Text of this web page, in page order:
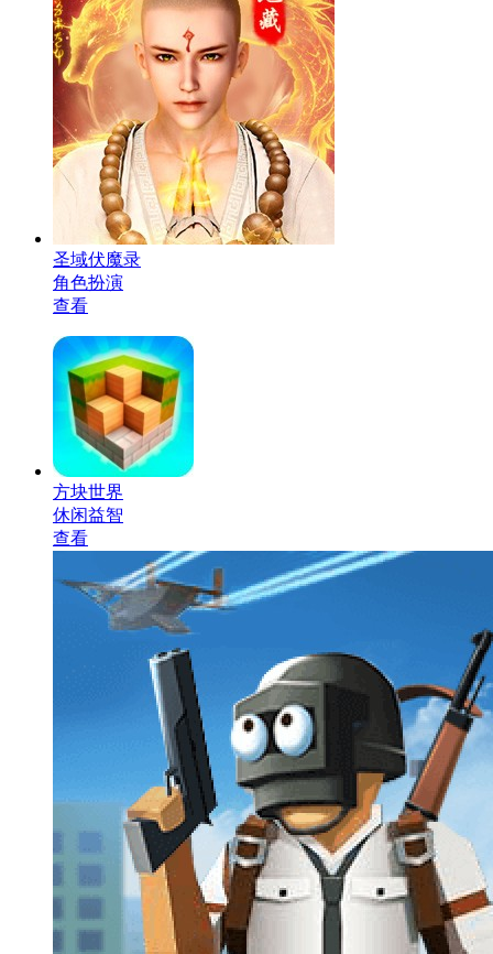
圣域伏魔录
角色扮演
查看
方块世界
休闲益智
查看